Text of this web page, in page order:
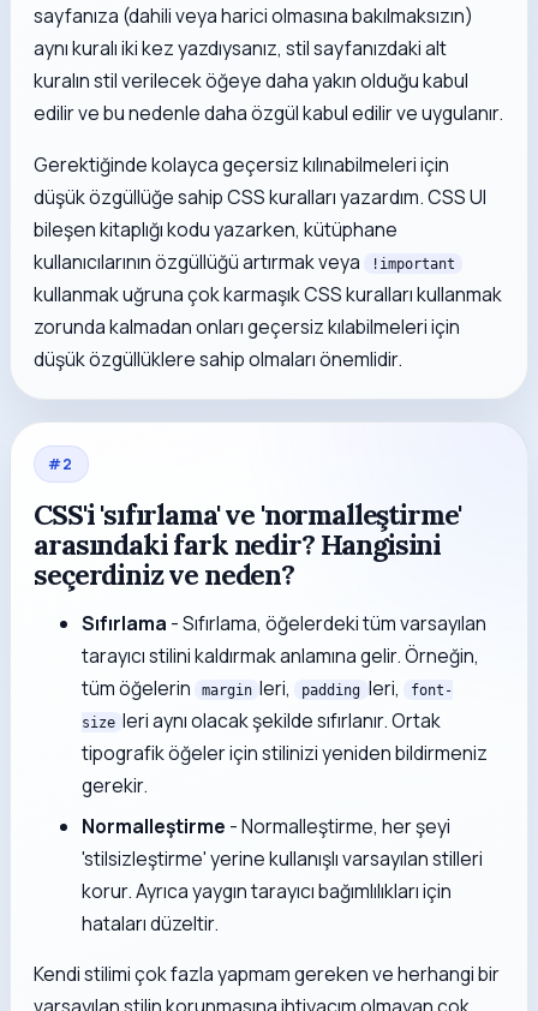
sayfanıza (dahili veya harici olmasına bakılmaksızın)
aynı kuralı iki kez yazdıysanız, stil sayfanızdaki alt
kuralın stil verilecek öğeye daha yakın olduğu kabul
edilir ve bu nedenle daha özgül kabul edilir ve uygulanır.
Gerektiğinde kolayca geçersiz kılınabilmeleri için
düşük özgüllüğe sahip CSS kuralları yazardım. CSS UI
bileşen kitaplığı kodu yazarken, kütüphane
kullanıcılarının özgüllüğü artırmak veya
!important
kullanmak uğruna çok karmaşık CSS kuralları kullanmak
zorunda kalmadan onları geçersiz kılabilmeleri için
düşük özgüllüklere sahip olmaları önemlidir.
#2
CSS'i 'sıfırlama' ve 'normalleştirme'
arasındaki fark nedir? Hangisini
seçerdiniz ve neden?
Sıfırlama - Sıfırlama, öğelerdeki tüm varsayılan
tarayıcı stilini kaldırmak anlamına gelir. Örneğin,
tüm öğelerin
margin leri, padding leri,
font-
size leri aynı olacak şekilde sıfırlanır. Ortak
tipografik öğeler için stilinizi yeniden bildirmeniz
gerekir.
Normalleştirme - Normalleştirme, her şeyi
'stilsizleştirme' yerine kullanışlı varsayılan stilleri
korur. Ayrıca yaygın tarayıcı bağımlılıkları için
hataları düzeltir.
Kendi stilimi çok fazla yapmam gereken ve herhangi bir